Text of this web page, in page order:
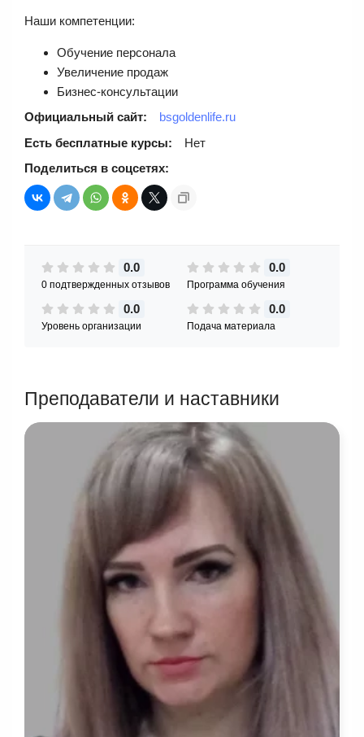
Наши компетенции:
Обучение персонала
Увеличение продаж
Бизнес-консультации
Официальный сайт:
bsgoldenlife.ru
Есть бесплатные курсы:
Нет
Поделиться в соцсетях:
0.0
0 подтвержденных отзывов
0.0
Программа обучения
0.0
Уровень организации
0.0
Подача материала
Преподаватели и наставники